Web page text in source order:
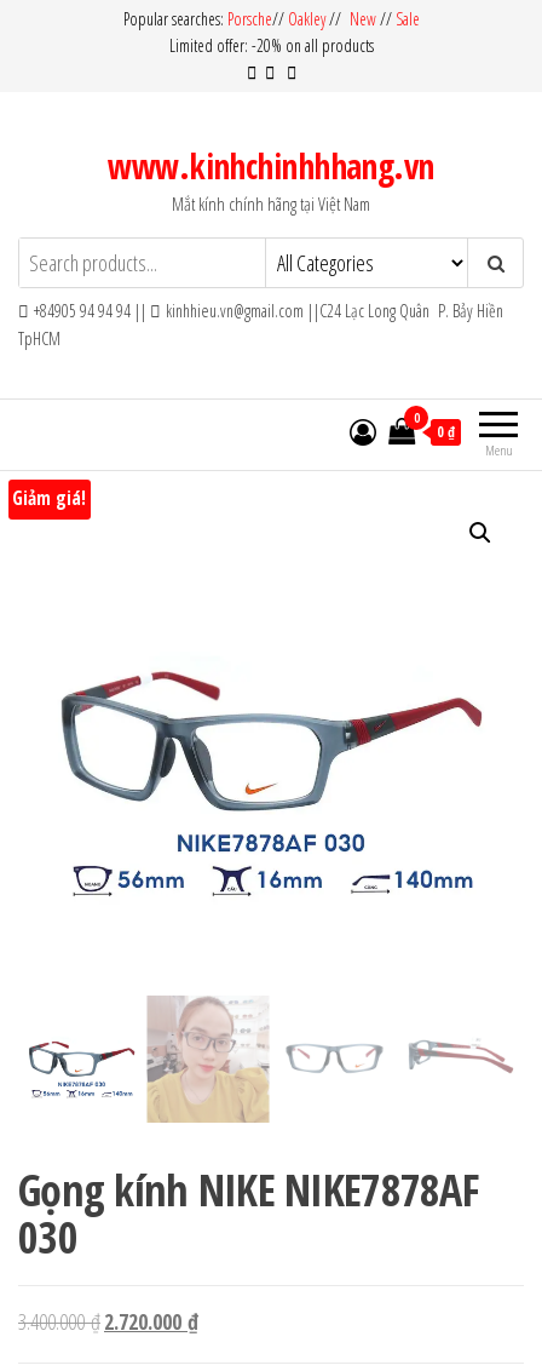
Popular searches: Porsche// Oakley// New// Sale
Limited offer: -20% on all products
www.kinhchinhhhang.vn
Mắt kính chính hãng tại Việt Nam
+84905 94 94 94 ||
kinhhieu.vn@gmail.com ||C24 Lạc Long Quân P. Bảy Hiền
TpHCM
Menu
0
0 ₫
Giảm giá!
Gọng kính NIKE NIKE7878AF
030
3.400.000₫Giá
2.720.000 ₫Giá